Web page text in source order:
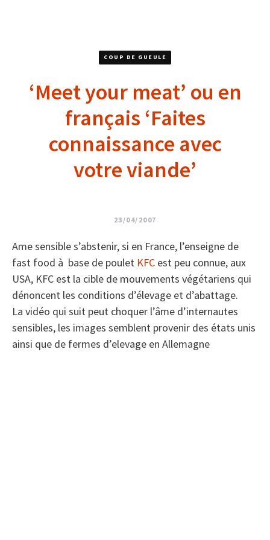
COUP DE GUEULE
‘Meet your meat’ ou en
français ‘Faites
connaissance avec
votre viande’
23/04/2007
Ame sensible s’abstenir, si en France, l’enseigne de
fast food à base de poulet KFC est peu connue, aux
USA, KFC est la cible de mouvements végétariens qui
dénoncent les conditions d’élevage et d’abattage.
La vidéo qui suit peut choquer l’âme d’internautes
sensibles, les images semblent provenir des états unis
ainsi que de fermes d’elevage en Allemagne